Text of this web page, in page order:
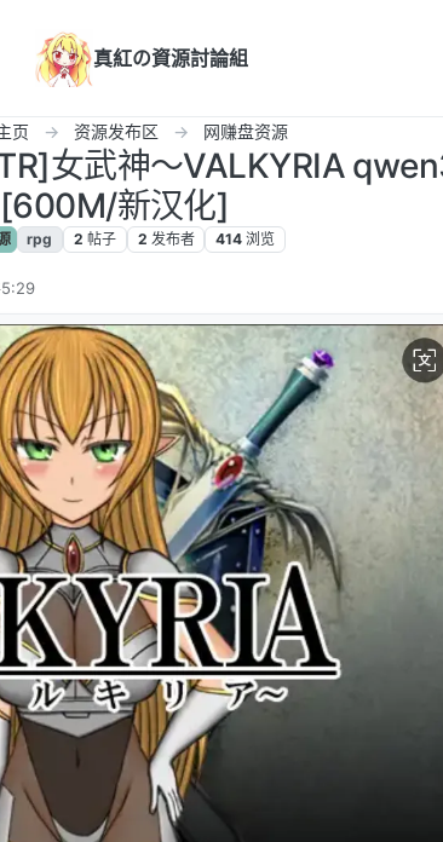
真紅の資源討論組
页 资源发布区 网赚盘资源
女武神～VALKYRIA
新汉化]
rpg 2 帖子 2 发布者 414 浏览